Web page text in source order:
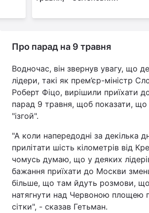
Про парад на 9 травня
Водночас, він звернув увагу, що
лідери, такі як прем’єр-міністр
Роберт Фіцо, вирішили приїхати
парад 9 травня, щоб показати, що
"ізгой".
"А коли напередодні за декілька
прилітати шість кілометрів від
чомусь думаю, що у деяких
бажання приїхати до Москви
більше, що там йдуть розмови,
натягнути над Червоною площею
сітки", - сказав Гетьман.